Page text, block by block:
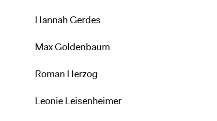
Hannah Gerdes
Max Goldenbaum
Roman Herzog
Leonie Leisenheimer